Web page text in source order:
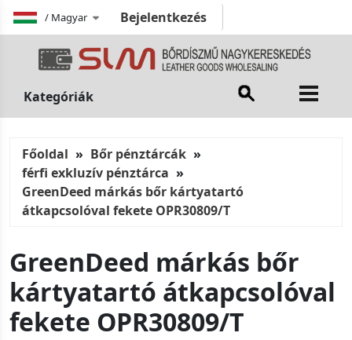
/ Magyar Bejelentkezés
Kategóriák
Főoldal
Bőr pénztárcák
férfi exkluzív pénztárca
GreenDeed márkás bőr kártyatartó
átkapcsolóval fekete OPR30809/T
GreenDeed márkás bőr
kártyatartó átkapcsolóval
fekete OPR30809/T